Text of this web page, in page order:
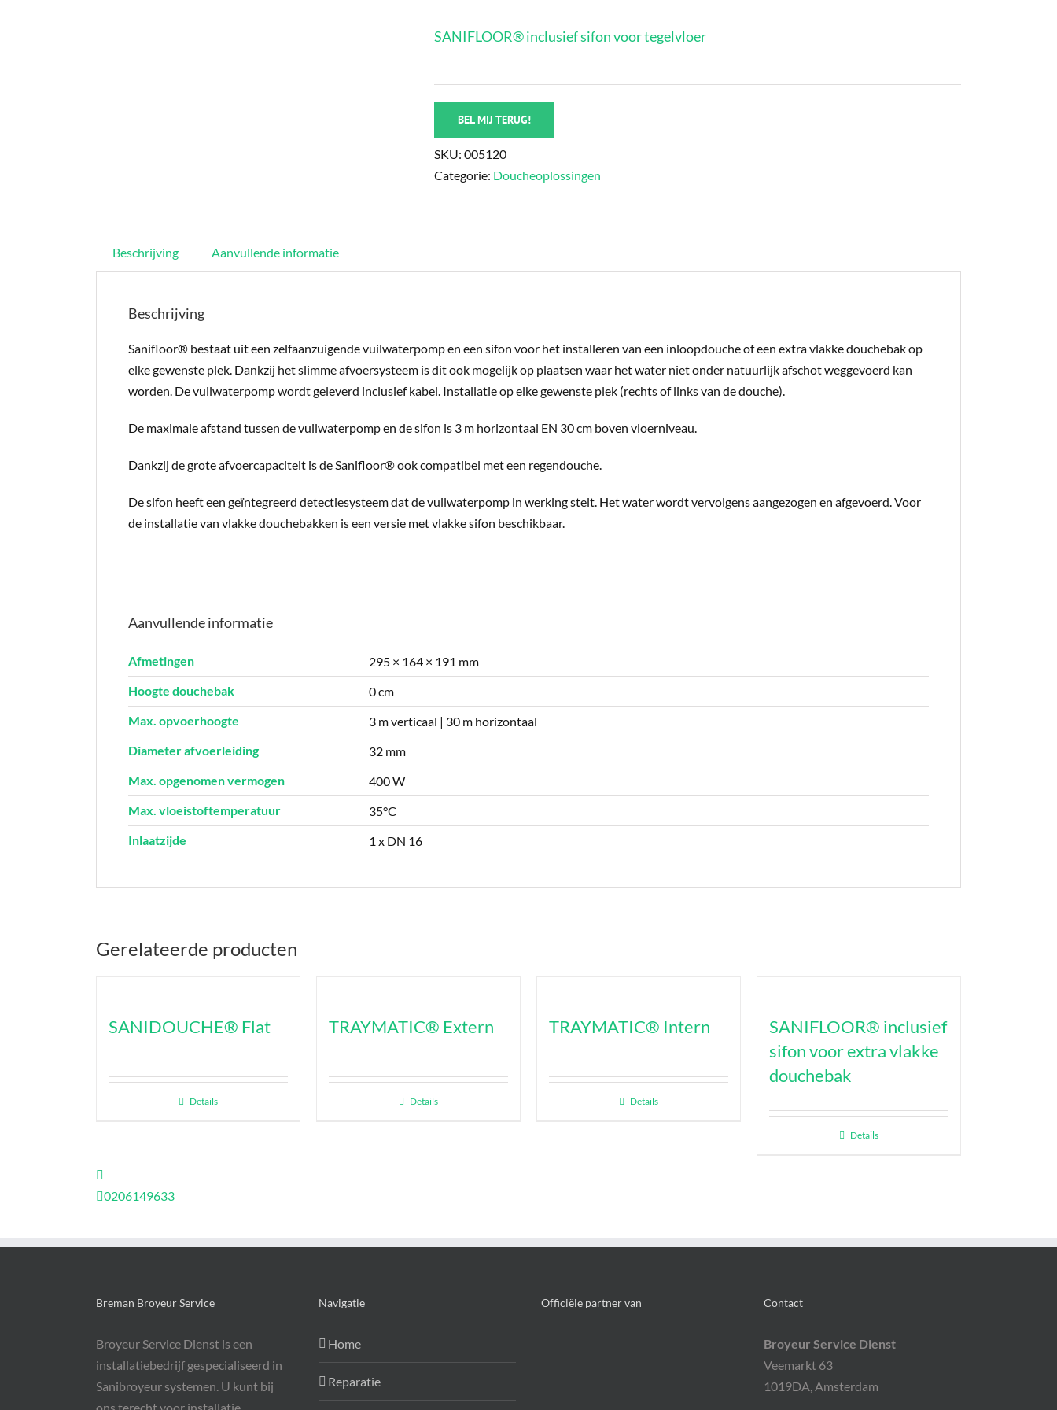
SANIFLOOR® inclusief sifon voor tegelvloer
BEL MIJ TERUG!
SKU: 005120
Categorie: Doucheoplossingen
Beschrijving Aanvullende informatie
Beschrijving
Sanifloor® bestaat uit een zelfaanzuigende vuilwaterpomp en een sifon voor het installeren van een inloopdouche of een extra vlakke douchebak op
elke gewenste plek. Dankzij het slimme afvoersysteem is dit ook mogelijk op plaatsen waar het water niet onder natuurlijk afschot weggevoerd kan
worden. De vuilwaterpomp wordt geleverd inclusief kabel. Installatie op elke gewenste plek (rechts of links van de douche).
De maximale afstand tussen de vuilwaterpomp en de sifon is 3 m horizontaal EN 30 cm boven vloerniveau.
Dankzij de grote afvoercapaciteit is de Sanifloor® ook compatibel met een regendouche.
De sifon heeft een geïntegreerd detectiesysteem dat de vuilwaterpomp in werking stelt. Het water wordt vervolgens aangezogen en afgevoerd. Voor
de installatie van vlakke douchebakken is een versie met vlakke sifon beschikbaar.
Aanvullende informatie
Afmetingen
295 × 164 × 191 mm
Hoogte douchebak
0 cm
Max. opvoerhoogte
3 m verticaal | 30 m horizontaal
Diameter afvoerleiding
32 mm
Max. opgenomen vermogen
400 W
Max. vloeistoftemperatuur
35°C
Inlaatzijde
1 x DN 16
Gerelateerde producten
SANIDOUCHE® Flat
Details
TRAYMATIC® Extern
Details
TRAYMATIC® Intern
Details
SANIFLOOR® inclusief
sifon voor extra vlakke
douchebak
Details
0206149633
Breman Broyeur Service
Broyeur Service Dienst is een
installatiebedrijf gespecialiseerd in
Sanibroyeur systemen. U kunt bij
Navigatie
Home
Reparatie
Officiële partner van Contact
Broyeur Service Dienst
Veemarkt 63
1019DA, Amsterdam